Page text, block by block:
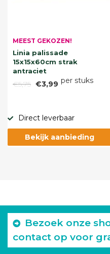
MEEST GEKOZEN!
Linia palissade
15x15x60cm strak
antraciet
€5,75 €3,99 per stuks
Direct leverbaar
Bekijk aanbieding
Bezoek onze
contact op voor